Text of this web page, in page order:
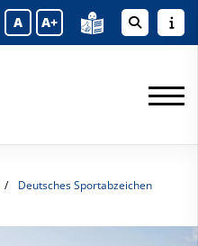
A A+
Deutsches Sportabzeichen